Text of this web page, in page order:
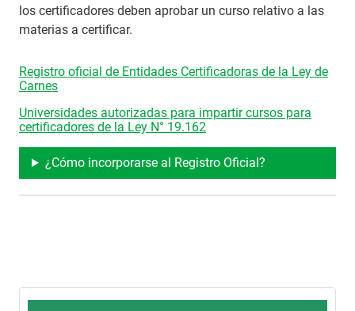
los certificadores deben aprobar un curso relativo a las
materias a certificar.
Registro oficial de Entidades Certificadoras de la Ley de
Carnes
Universidades autorizadas para impartir cursos para
certificadores de la Ley N° 19.162
¿Cómo incorporarse al Registro Oficial?